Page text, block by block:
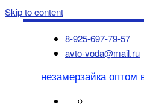
Skip to content
8-925-697-79-57
avto-voda@mail.ru
незамерзайка